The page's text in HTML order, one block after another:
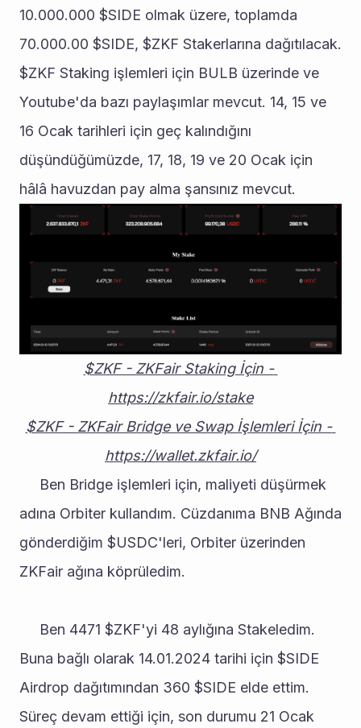
10.000.000 $SIDE olmak üzere, toplamda
70.000.00 $SIDE, $ZKF Stakerlarına dağıtılacak.
$ZKF Staking işlemleri için BULB üzerinde ve
Youtube'da bazı paylaşımlar mevcut. 14, 15 ve
16 Ocak tarihleri için geç kalındığını
düşündüğümüzde, 17, 18, 19 ve 20 Ocak için
hâlâ havuzdan pay alma şansınız mevcut.
$ZKF - ZKFair Staking İçin -
https://zkfair.io/stake
$ZKF - ZKFair Bridge ve Swap İşlemleri İçin -
https://wallet.zkfair.io/
adına Orbiter kullandım. Cüzdanıma BNB Ağında
gönderdiğim $USDC'leri, Orbiter üzerinden
ZKFair ağına köprüledim.
Buna bağlı olarak 14.01.2024 tarihi için $SIDE
Airdrop dağıtımından 360 $SIDE elde ettim.
Süreç devam ettiği için, son durumu 21 Ocak